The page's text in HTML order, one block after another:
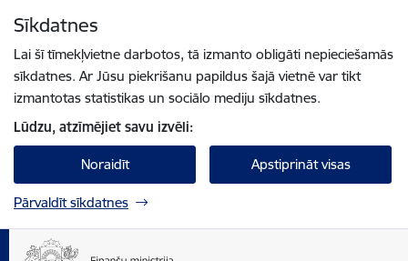
Sīkdatnes
Lai šī tīmekļvietne darbotos, tā izmanto obligāti nepieciešamās
sīkdatnes. Ar Jūsu piekrišanu papildus šajā vietnē var tikt
izmantotas statistikas un sociālo mediju sīkdatnes.
Lūdzu, atzīmējiet savu izvēli:
Noraidīt Apstiprināt visas
Pārvaldīt sīkdatnes